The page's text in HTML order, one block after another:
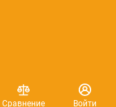
Сравнение
Войти